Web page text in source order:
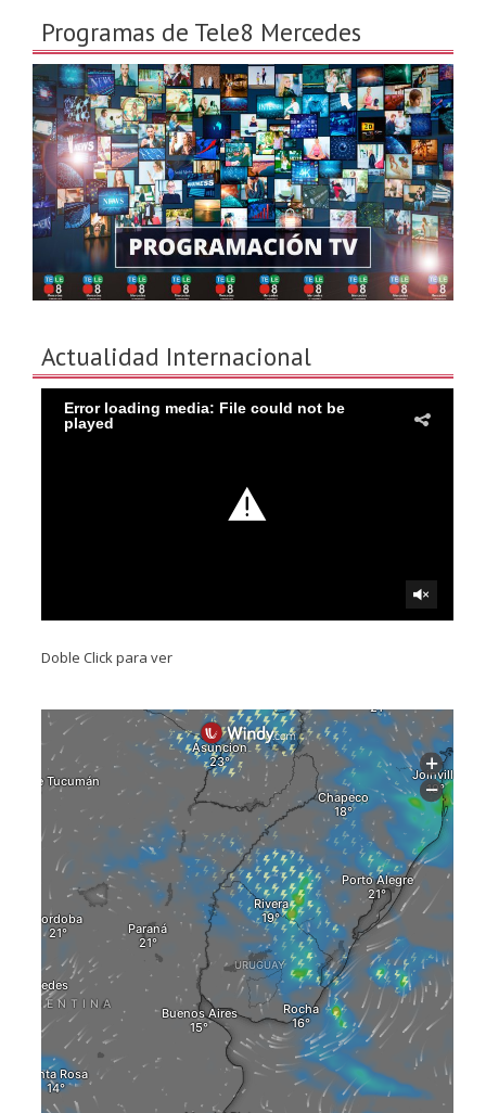
Programas de Tele8 Mercedes
Actualidad Internacional
Doble Click para ver